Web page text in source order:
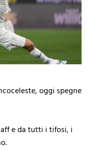
oggi spegne
e da tutti i tifosi, i